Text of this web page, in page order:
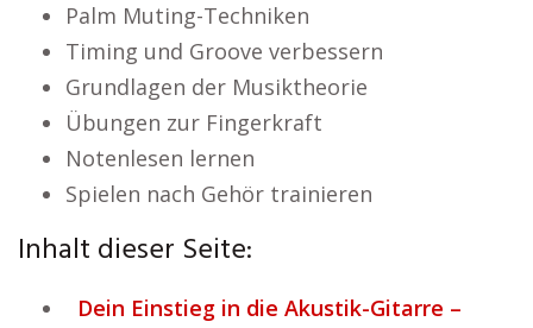
Palm Muting-Techniken
Timing und Groove verbessern
Grundlagen der Musiktheorie
Übungen zur Fingerkraft
Notenlesen lernen
Spielen nach Gehör trainieren
Inhalt dieser Seite:
Dein Einstieg in die Akustik-Gitarre –